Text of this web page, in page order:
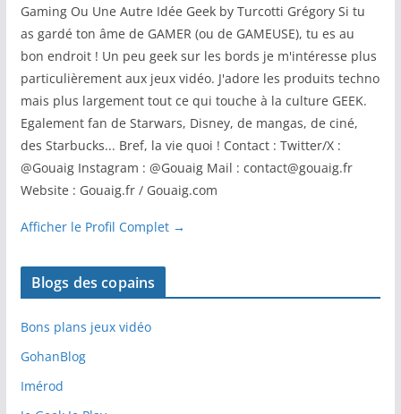
Gaming Ou Une Autre Idée Geek by Turcotti Grégory Si tu
as gardé ton âme de GAMER (ou de GAMEUSE), tu es au
bon endroit ! Un peu geek sur les bords je m'intéresse plus
particulièrement aux jeux vidéo. J'adore les produits techno
mais plus largement tout ce qui touche à la culture GEEK.
Egalement fan de Starwars, Disney, de mangas, de ciné,
des Starbucks... Bref, la vie quoi ! Contact : Twitter/X :
@Gouaig Instagram : @Gouaig Mail : contact@gouaig.fr
Website : Gouaig.fr / Gouaig.com
Afficher le Profil Complet →
Blogs des copains
Bons plans jeux vidéo
GohanBlog
Imérod